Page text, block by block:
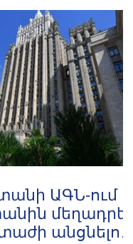
համար
ԱԳՆ-ում
մեղադրել
անցնելու